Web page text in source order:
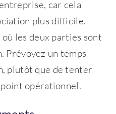
car cela
plus difficile.
les deux parties sont
Prévoyez un temps
plutôt que de tenter
point opérationnel.